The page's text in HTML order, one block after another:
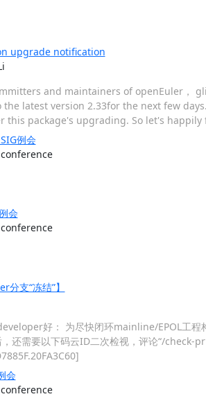
upgrade notification
and maintainers of openEuler，
latest version 2.33for the next few
this package's upgrading. So let's
例会
会
支“冻结”】
好： 为尽快闭环mainline/EPOL工
还需要以下码云ID二次检视，评论“/check-
会